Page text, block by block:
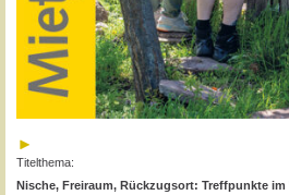
Titelthema:
Nische, Freiraum, Rückzugsort: Treffpunkte